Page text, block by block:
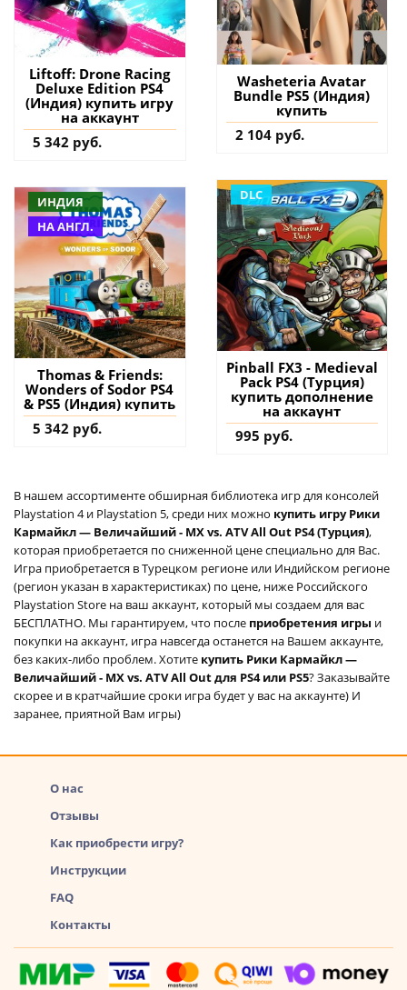
Liftoff: Drone Racing
Deluxe Edition PS4
(Индия) купить игру
на аккаунт
5 342 руб.
Washeteria Avatar
Bundle PS5 (Индия)
купить
2 104 руб.
ИНДИЯ
НА АНГЛ.
Thomas & Friends:
Wonders of Sodor PS4
& PS5 (Индия) купить
5 342 руб.
DLC
Pinball FX3 - Medieval
Pack PS4 (Турция)
купить дополнение
на аккаунт
995 руб.
В нашем ассортименте обширная библиотека игр для консолей
Playstation 4 и Playstation 5, среди них можно купить игру Рики
Кармайкл — Величайший - MX vs. ATV All Out PS4 (Турция),
которая приобретается по сниженной цене специально для Вас.
Игра приобретается в Турецком регионе или Индийском регионе
(регион указан в характеристиках) по цене, ниже Российского
Playstation Store на ваш аккаунт, который мы создаем для вас
БЕСПЛАТНО. Мы гарантируем, что после приобретения игры и
покупки на аккаунт, игра навсегда останется на Вашем аккаунте,
без каких-либо проблем. Хотите купить Рики Кармайкл —
Величайший - MX vs. ATV All Out для PS4 или PS5? Заказывайте
скорее и в кратчайшие сроки игра будет у вас на аккаунте) И
заранее, приятной Вам игры)
О нас
Отзывы
Как приобрести игру?
Инструкции
FAQ
Контакты